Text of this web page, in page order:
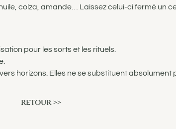
colza, amande… Laissez celui-ci fermé un
pour les sorts et les rituels.
horizons. Elles ne se substituent
retour >>